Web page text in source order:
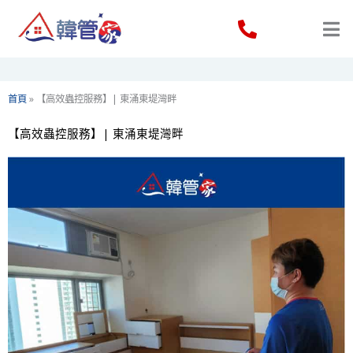
首頁» 【高效蟲控服務】| 東涌東堤灣畔
【高效蟲控服務】| 東涌東堤灣畔